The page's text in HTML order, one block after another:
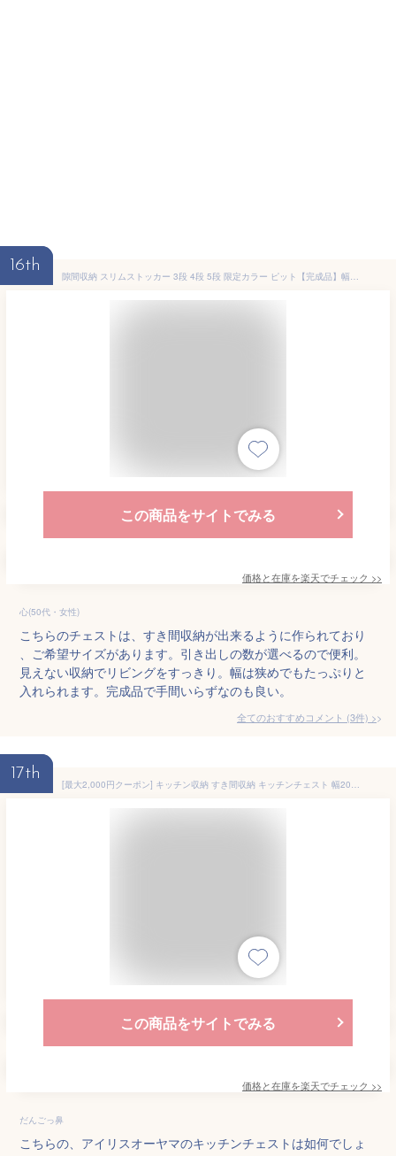
16th
隙間収納 スリムストッカー 3段 4段 5段 限定カラー ピット【完成品】幅20cm 奥行40cm スリムラック すきま収納 ボックス 収納チェスト キッチン収納 引出し収納 キャスター付き プラスチック 衣替え ホワイト ブラック 中が透けない プラスチック収納 収納用品 JEJ
この商品をサイトでみる
価格と在庫を楽天でチェック >>
心(50代・女性)
こちらのチェストは、すき間収納が出来るように作られており
、ご希望サイズがあります。引き出しの数が選べるので便利。
見えない収納でリビングをすっきり。幅は狭めでもたっぷりと
入れられます。完成品で手間いらずなのも良い。
全てのおすすめコメント (3件) >
17th
[最大2,000円クーポン] キッチン収納 すき間収納 キッチンチェスト 幅20cm 6段 050キッチン収納 台所 食品庫 ストック収納 スリムチェストストックボックス 収納ボックス キャスター 引出収納 収納box ペットボトル 引き出し 木天板 おしゃれ アイリスオーヤマ
この商品をサイトでみる
価格と在庫を楽天でチェック >>
だんごっ鼻
こちらの、アイリスオーヤマのキッチンチェストは如何でしょ